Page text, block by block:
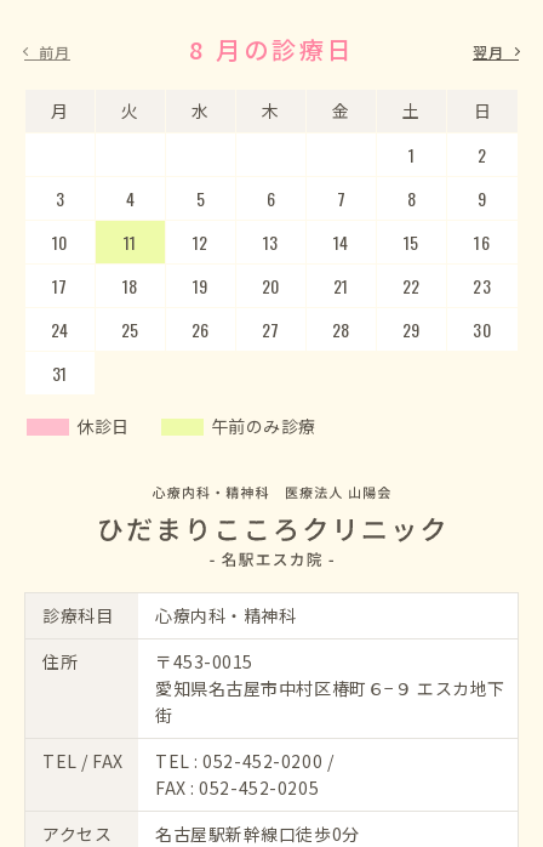
前月 8 月の診療日
月 火 水 木 金 土 日
1
2
3
4 5 6 7 8
9
10
11 12 13 14 15
16
17
18 19 20 21 22
23
24
25 26 27 28 29
30
31
9 月の診療日
月 火 水 木 金 土 日
5
6
7
8 9 10 11 12
13
14
15 16 17 18 19
20
21
22 23 24 25 26
27
28
29 30
翌月
休診日 午前のみ診療
診療科目
心療内科・精神科
住所
〒453-0015
愛知県名古屋市中村区椿町６−９ エスカ地下
街
TEL / FAX
TEL :052-452-0200 /
FAX : 052-452-0205
アクセス
名古屋駅新幹線口徒歩0分